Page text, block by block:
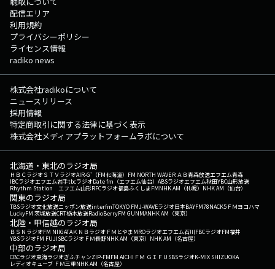
配信エリア
利用規約
プライバシーポリシー
ライセンス情報
radiko news
株式会社radikoについて
ニュースリリース
採用情報
特定商取引に関する法律に基づく表示
株式会社メディアプラットフォームラボについて
北海道・東北のラジオ局
ＨＢＣラジオＳＴＶラジオAIR-G'（FM北海道） FM NORTH WAVEＲＡＢ青森放送エフエム青森
IBCラジオエフエム岩手tbcラジオDate fm（エフエム仙台） ABSラジオエフエム秋田YBC山形放送
Rhythm Station エフエム山形RFCラジオ福島ふくしまFMNHK AM（札幌） NHK AM（仙台）
関東のラジオ局
TBSラジオ文化放送ニッポン放送interfmTOKYO FMJ-WAVEラジオ日本BAYFM78NACK5 ＦＭヨコハマ
LuckyFM 茨城放送CRT栃木放送RadioBerryFM GUNMANHK AM（東京）
北陸・甲信越のラジオ局
ＢＳＮラジオFM NIIGATAＫＮＢラジオ ＦＭとやまMROラジオエフエム石川FBCラジオFM福井
YBSラジオFM FUJISBCラジオ ＦＭ長野NHK AM（東京） NHK AM（名古屋）
中部のラジオ局
CBCラジオ東海ラジオぎふチャンZIP-FMFM AICHI ＦＭ ＧＩＦＵ SBSラジオK-MIX SHIZUOKA
レディオキューブ ＦＭ三重NHK AM（名古屋）